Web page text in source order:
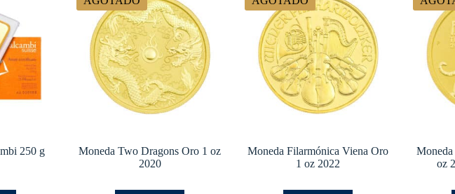
250 g
Moneda Two Dragons Oro 1 oz
2020
Moneda Filarmónica Viena Oro
1 oz 2022
oz